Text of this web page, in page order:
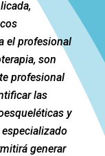
el profesional
son
profesional
las
y
generar